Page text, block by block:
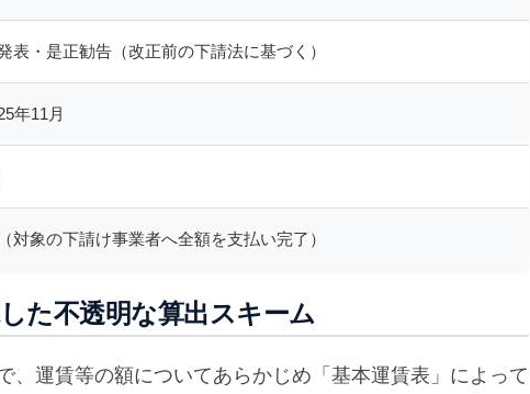
表・是正勧告（改正前の下請法に基づく）
年11月
対象の下請け事業者へ全額を支払い完了）
た不透明な算出スキーム
、運賃等の額についてあらかじめ「基本運賃表」によって